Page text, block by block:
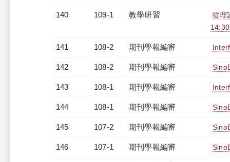
140 109-1 教學研習
從理
141 108-2 期刊學報編審
142 108-2 期刊學報編審
143 108-1 期刊學報編審
144 108-1 期刊學報編審
145 107-2 期刊學報編審
146 107-1 期刊學報編審